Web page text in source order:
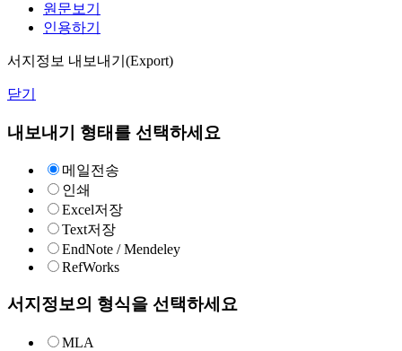
원문보기
인용하기
서지정보 내보내기(Export)
닫기
내보내기 형태를 선택하세요
메일전송
인쇄
Excel저장
Text저장
EndNote / Mendeley
RefWorks
서지정보의 형식을 선택하세요
MLA